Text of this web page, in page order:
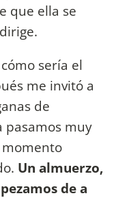
que ella se
sería el
me invitó a
de
pasamos muy
Un almuerzo,
de a